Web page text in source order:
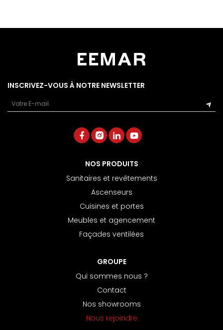
INSCRIVEZ-VOUS À NOTRE NEWSLETTER
NOS PRODUITS
Sanitaires et revêtements
Ascenseurs
Cuisines et portes
Meubles et agencement
Façades ventilées
GROUPE
Qui sommes nous ?
Contact
Nos showrooms
Nous rejoindre